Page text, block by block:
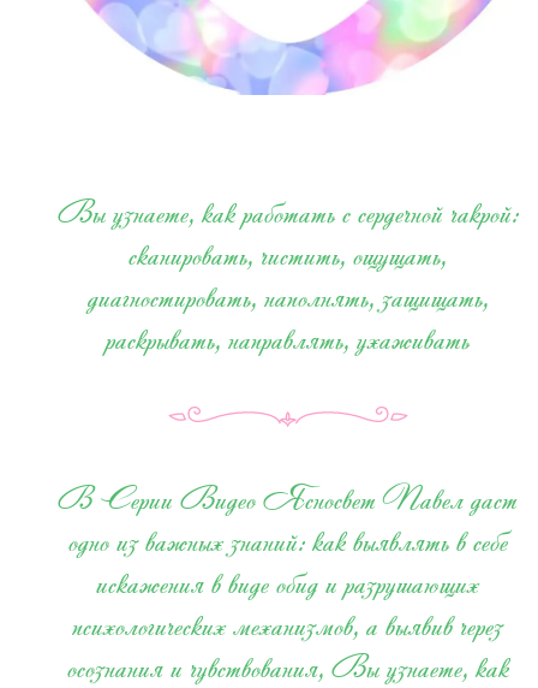
Вы узнаете, как работать с сердечной чакрой:
сканировать, чистить, ощущать,
диагностировать, наполнять, защищать,
раскрывать, направлять, ухаживать
В Серии Видео Ясносвет Павел даст
одно из важных знаний: как выявлять в себе
искажения в виде обид и разрушающих
психологических механизмов, а выявив через
осознания и чувствования, Вы узнаете, как